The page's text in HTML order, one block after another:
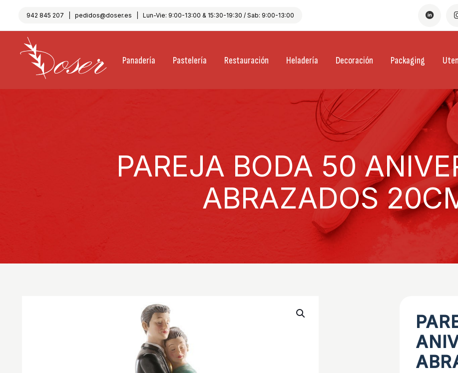
942 845 207 pedidos@doser.es | Lun-Vie: 9:00-13:00 & 15:30-19:30 / Sab: 9:00-13:00
Panadería Pastelería Restauración Heladería Decoración Packaging
PAREJA BODA 50
ABRAZADOS